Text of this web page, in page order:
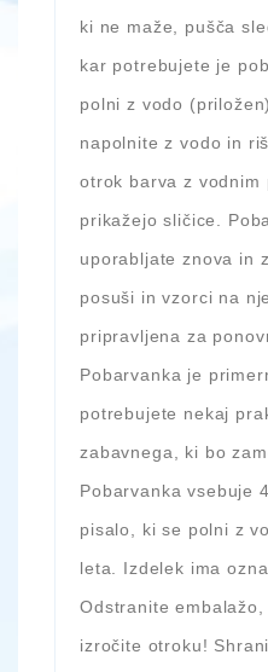
ki ne maže, pušča
kar potrebujete je
polni z vodo
napolnite z vodo in
otrok barva z vodnim
prikažejo sličice.
uporabljate znova in
posuši in vzorci na
pripravljena za
Pobarvanka je
potrebujete nekaj
zabavnega, ki bo
Pobarvanka vsebuje
pisalo, ki se polni z
leta. Izdelek ima
Odstranite
izročite otroku!